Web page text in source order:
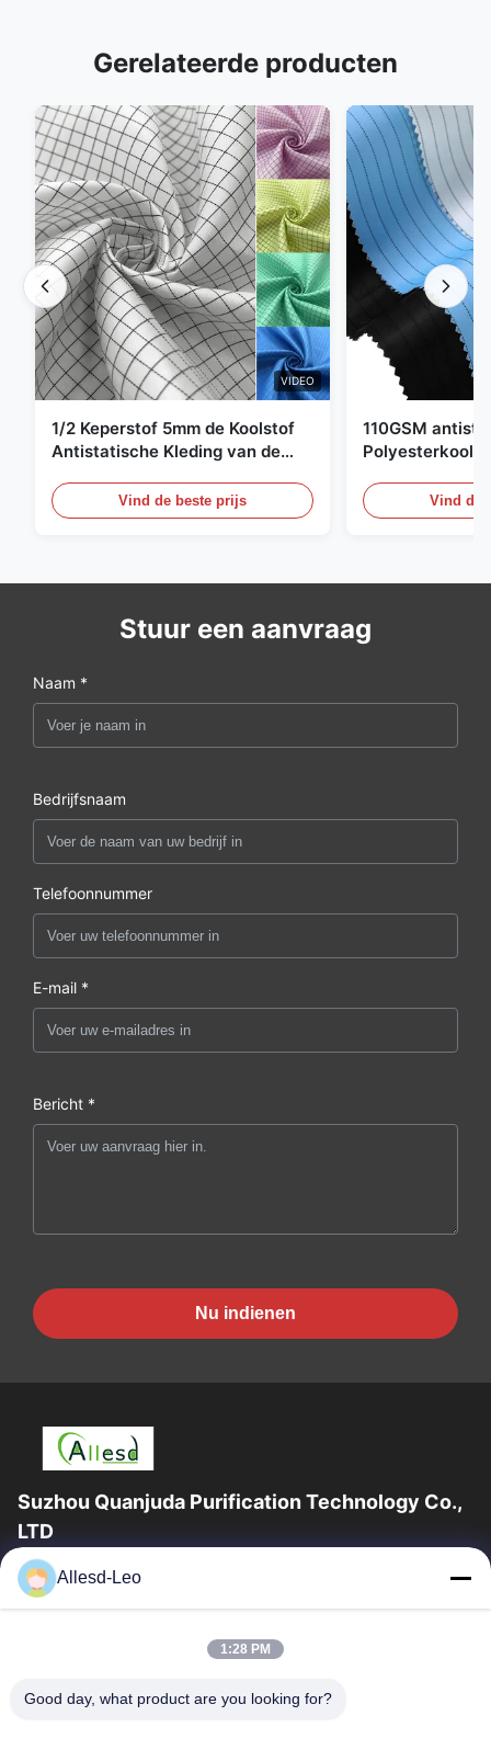
Gerelateerde producten
VIDEO
1/2 Keperstof 5mm de Koolstof
Antistatische Kleding van de
Vind de beste prijs
110GSM
Vind de
Stuur een aanvraag
Naam *
Bedrijfsnaam
Telefoonnummer
E-mail *
Bericht *
Nu indienen
Suzhou Quanjuda Purification Technology Co.,
LTD
16years ervaring, als belangrijke fabrikant en exporteur van
ESD & Cleanroom producten, bieden wij een volledige lijn van
Huis
Producten
Allesd-Leo
1:28 PM
Good day, what product are you looking for?